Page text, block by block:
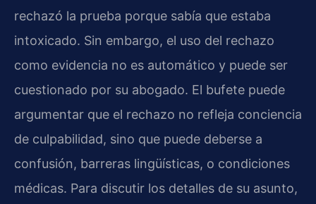
rechazó la prueba porque sabía que estaba
intoxicado. Sin embargo, el uso del rechazo
como evidencia no es automático y puede ser
cuestionado por su abogado. El bufete puede
argumentar que el rechazo no refleja conciencia
de culpabilidad, sino que puede deberse a
confusión, barreras lingüísticas, o condiciones
médicas. Para discutir los detalles de su asunto,